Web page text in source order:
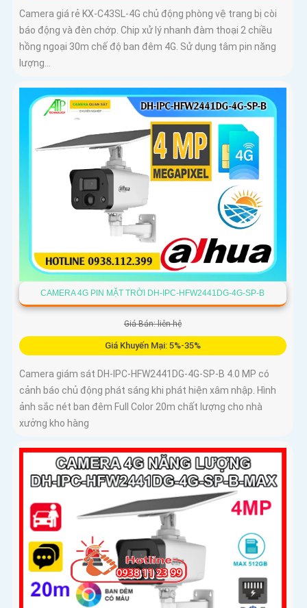
Camera giá rẻ KX-C43SL-4G chủ động phòng vệ trang bị còi
báo động và đèn chớp. Chip xử lý nhanh đàm thoại 2 chiều
hồng ngoại 30m chế độ ban đêm 4G. Sử dụng tâm pin năng
lượng...
CAMERA 4G PIN MẶT TRỜI DH-IPC-HFW2441DG-4G-SP-B
Giá Bán: liên hệ
Giá Khuyến Mại: 5%-35%
Camera giám sát DH-IPC-HFW2441DG-4G-SP-B 4.0 MP có
cảnh báo chủ động phát sáng khi phát hiện xâm nhập. Hình
ảnh sắc nét ban đêm Full Color 20m chất lượng cho nhà
xưởng kho hàng